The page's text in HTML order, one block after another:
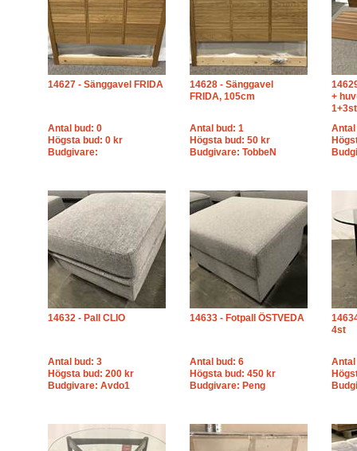
14627 - Sänggavel FRIDA
Antal bud: 0
Högsta bud: 0 kr
Budgivare:
14628 - Sänggavel
FRIDA, 105cm
Antal bud: 1
Högsta bud: 50 kr
Budgivare: TobbeN
+
1+3st
Antal
14632 - Pall CLIO
Antal bud: 3
Högsta bud: 200 kr
Budgivare: Avdo1
14633 - Fotpall ÖSTVEDA
Antal bud: 6
Högsta bud: 450 kr
Budgivare: Peng
4st
Antal